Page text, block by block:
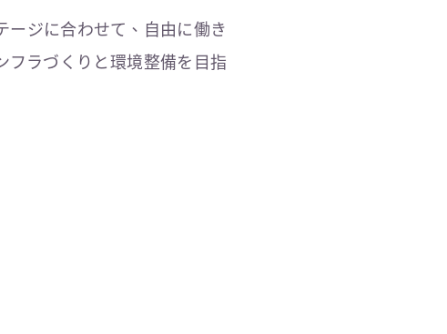
ージに合わせて、自由に働き
フラづくりと環境整備を目指